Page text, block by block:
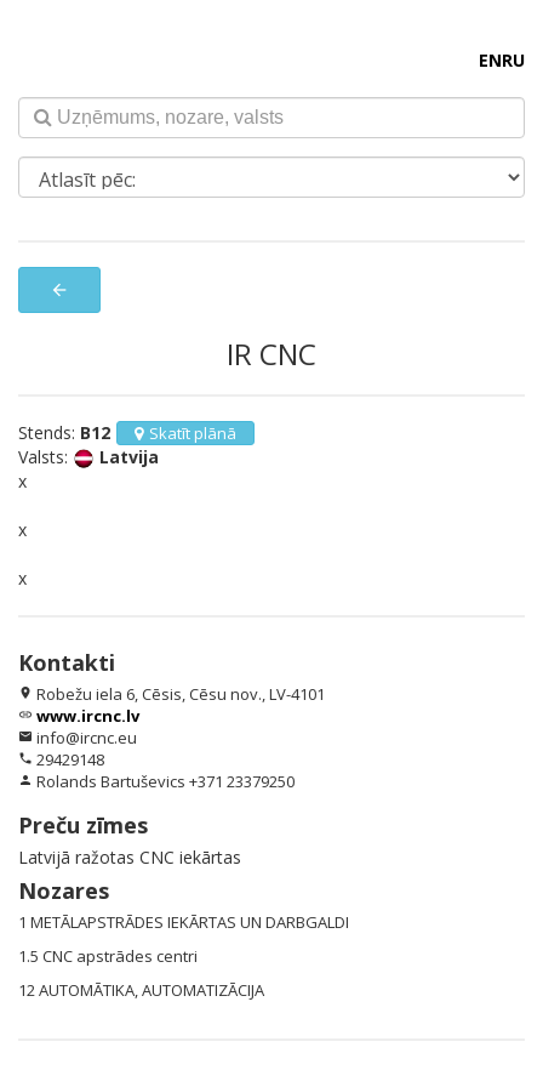
ENRU
arrow_back
IR CNC
Stends: B12 Skatīt plānā
Valsts:
Latvija
x
x
x
Kontakti
location_on Robežu iela 6, Cēsis, Cēsu nov., LV-4101
link www.ircnc.lv
email info@ircnc.eu
phone 29429148
person Rolands Bartuševics +371 23379250
Preču zīmes
Latvijā ražotas CNC iekārtas
Nozares
1 METĀLAPSTRĀDES IEKĀRTAS UN DARBGALDI
1.5 CNC apstrādes centri
12 AUTOMĀTIKA, AUTOMATIZĀCIJA